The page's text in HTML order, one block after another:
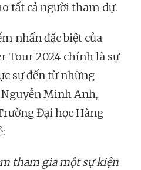
tất cả người tham dự.
nhấn đặc biệt của
Tour 2024 chính là sự
sự đến từ những
Minh Anh,
Đại học Hàng
tham gia một sự kiện